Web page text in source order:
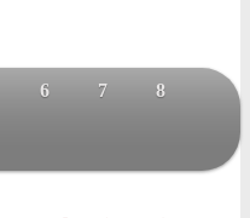
6 7 8